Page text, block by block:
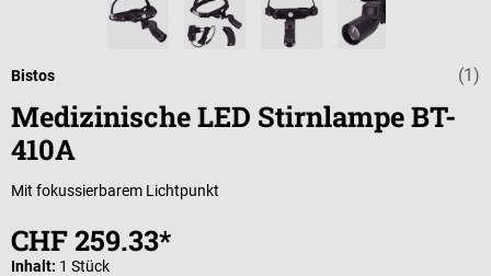
(1)
Bistos
Medizinische LED Stirnlampe BT-
410A
Mit fokussierbarem Lichtpunkt
CHF 259.33*
Inhalt: 1 Stück